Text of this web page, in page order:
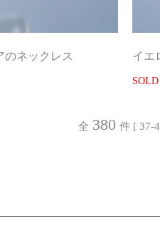
のネックレス イエ
全 380 件 [ 37-